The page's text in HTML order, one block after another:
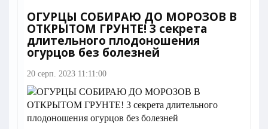
ОГУРЦЫ СОБИРАЮ ДО МОРОЗОВ В
ОТКРЫТОМ ГРУНТЕ! 3 секрета
длительного плодоношения
огурцов без болезней
20 серп. 2023 11:11:00